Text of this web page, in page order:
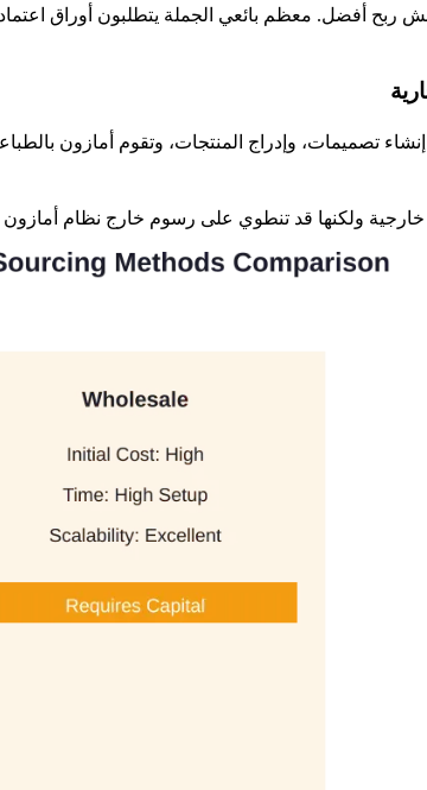
ربح أفضل. معظم بائعي الجملة يتطلبون أوراق
ولكنها قد تنطوي على رسوم خارج نظام أمازون